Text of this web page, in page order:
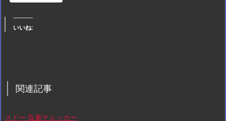
いいね:
関連記事
スドー 塩素チェッカー